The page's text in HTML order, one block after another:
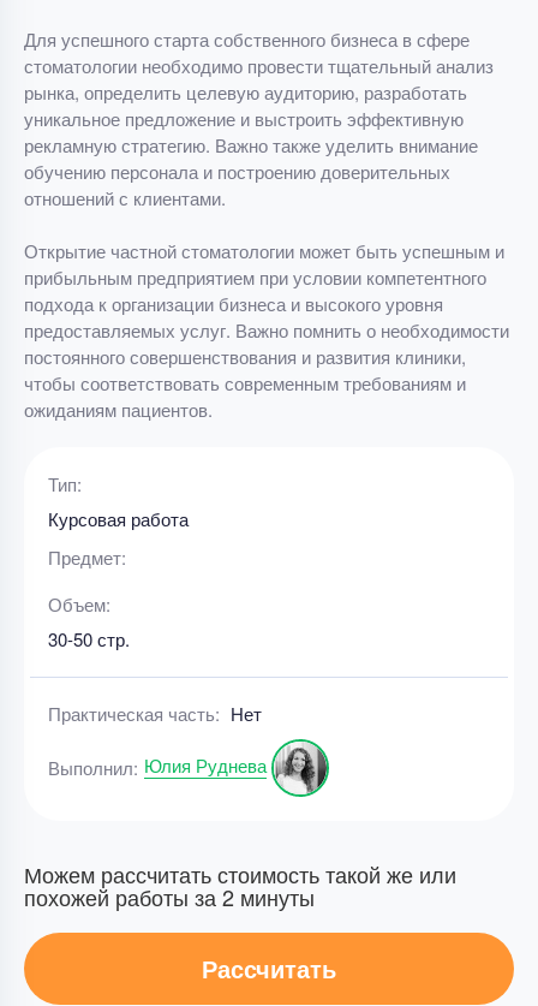
Для успешного старта собственного бизнеса в сфере
стоматологии необходимо провести тщательный анализ
рынка, определить целевую аудиторию, разработать
уникальное предложение и выстроить эффективную
рекламную стратегию. Важно также уделить внимание
обучению персонала и построению доверительных
отношений с клиентами.
Открытие частной стоматологии может быть успешным и
прибыльным предприятием при условии компетентного
подхода к организации бизнеса и высокого уровня
предоставляемых услуг. Важно помнить о необходимости
постоянного совершенствования и развития клиники,
чтобы соответствовать современным требованиям и
ожиданиям пациентов.
Тип:
Курсовая работа
Предмет:
Объем:
30-50 стр.
Практическая часть: Нет
Выполнил: Юлия Руднева
Можем рассчитать стоимость такой же или
похожей работы за 2 минуты
Рассчитать